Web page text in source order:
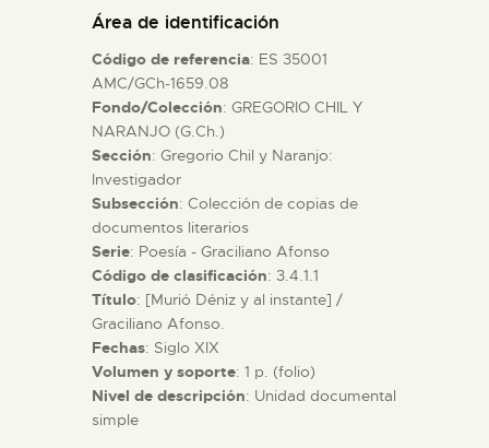
ACTIVIDADES
█
EL MUSEO
COLECCIONES
DIDÁCTICA
ESPAÑOL
Área de identificación
Código de referencia: ES 35001
AMC/GCh-1659.08
Fondo/Colección: GREGORIO CHIL Y
NARANJO (G.Ch.)
Sección: Gregorio Chil y Naranjo:
Investigador
Subsección: Colección de copias de
documentos literarios
Serie: Poesía - Graciliano Afonso
Código de clasificación: 3.4.1.1
Título: [Murió Déniz y al instante] /
Graciliano Afonso.
Fechas: Siglo XIX
Volumen y soporte: 1 p. (folio)
Nivel de descripción: Unidad documental
simple